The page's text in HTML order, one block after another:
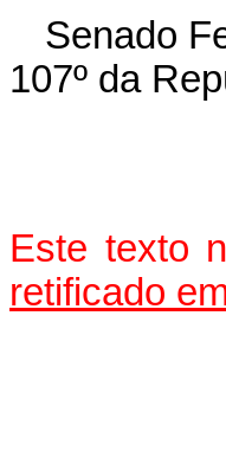
Senado
107º da
Este texto
retificado